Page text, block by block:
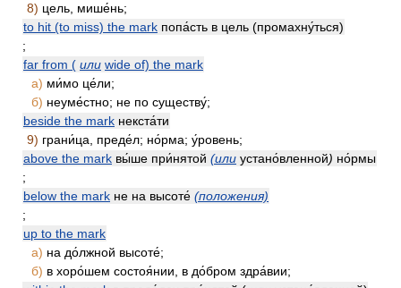
8) цель, мише́нь;
to hit (to miss) the mark попа́сть в цель (промахну́ться)
;
far from ( или wide of) the mark
а) ми́мо це́ли;
б) неуме́стно; не по существу́;
beside the mark некста́ти
9) грани́ца, преде́л; но́рма; у́ровень;
above the mark вы́ше при́нятой (или устано́вленной) но́рмы
;
below the mark не на высоте́ (положения)
;
up to the mark
а) на до́лжной высоте́;
б) в хоро́шем состоя́нии, в до́бром здра́вии;